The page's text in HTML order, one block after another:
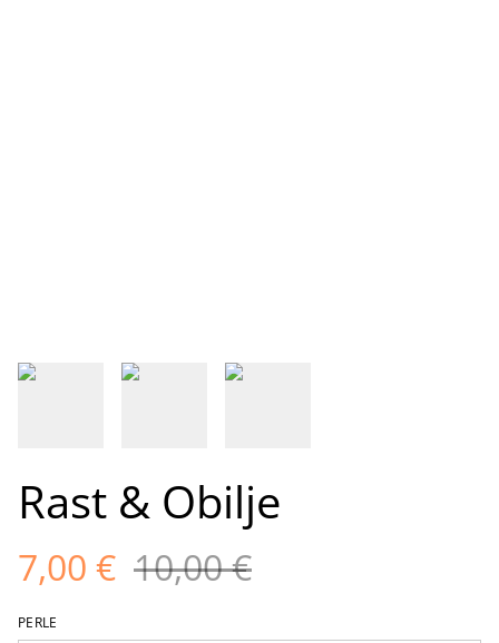
Rast & Obilje
7,00 € 10,00 €
PERLE